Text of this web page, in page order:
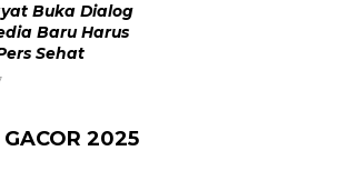
Buka Dialog
Baru Harus
Sehat
2025